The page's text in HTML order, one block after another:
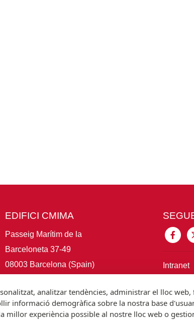
EDIFICI CMIMA
Passeig Marítim de la
Barceloneta 37-49
08003 Barcelona (Spain)
Intranet
analitzar tendències, administrar el lloc
informació demogràfica sobre la nostra base
millor experiència possible al nostre lloc web o